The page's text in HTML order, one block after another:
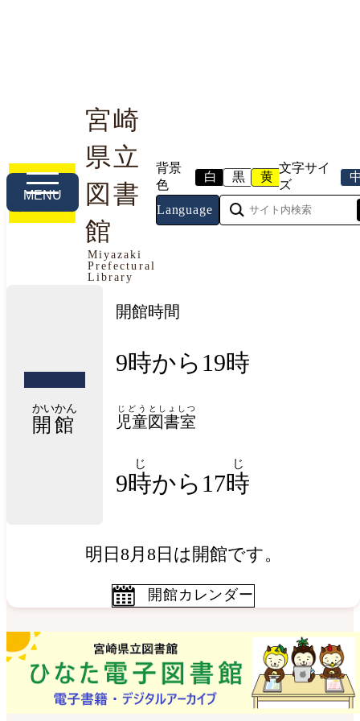
宮崎
県立
図書
館
Miyazaki
Prefectural
Library
背景
色
白 黒 黄
文字サイ
ズ
Language
MENU
利用案内 本や資料を探す 調べる・相談する
今日の開館情報
2026年8月7日（金曜日）
開館
かいかん
開館時間
9時から19時
児童
じどう
図書室
としょしつ
9時
じ
から17時
じ
明日8月8日は開館です。
開館カレンダー